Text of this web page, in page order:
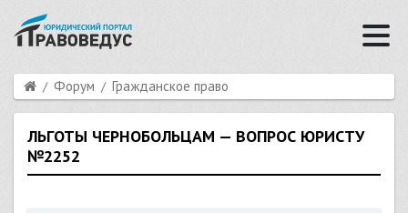
Форум Гражданское право
ЛЬГОТЫ ЧЕРНОБОЛЬЦАМ — ВОПРОС ЮРИСТУ
№2252